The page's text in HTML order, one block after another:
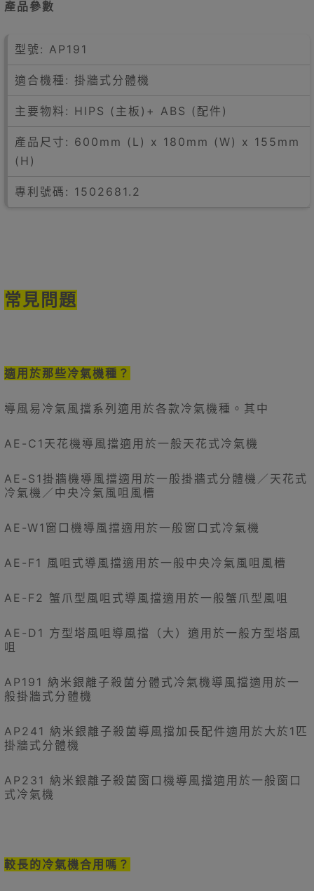
產品參數
型號: AP191
適合機種: 掛牆式分體機
主要物料: HIPS (主板)+ ABS (配件)
產品尺寸: 600mm (L) x 180mm (W) x 155mm
(H)
專利號碼: 1502681.2
常見問題
適用於那些冷氣機種？
導風易冷氣風擋系列適用於各款冷氣機種。其中
AE-C1天花機導風擋適用於一般天花式冷氣機
AE-S1掛牆機導風擋適用於一般掛牆式分體機／天花式
冷氣機／中央冷氣風咀風槽
AE-W1窗口機導風擋適用於一般窗口式冷氣機
AE-F1 風咀式導風擋適用於一般中央冷氣風咀風槽
AE-F2 蟹爪型風咀式導風擋適用於一般蟹爪型風咀
AE-D1 方型塔風咀導風擋（大）適用於一般方型塔風
咀
AP191 納米銀離子殺菌分體式冷氣機導風擋適用於一
般掛牆式分體機
AP241 納米銀離子殺菌導風擋加長配件適用於大於1匹
掛牆式分體機
AP231 納米銀離子殺菌窗口機導風擋適用於一般窗口
式冷氣機
較長的冷氣機合用嗎？